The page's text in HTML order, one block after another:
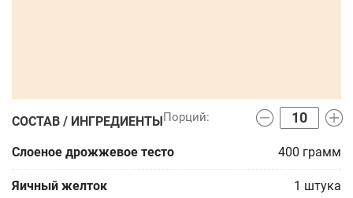
СОСТАВ / ИНГРЕДИЕНТЫ
Слоеное дрожжевое тесто 400 грамм
Яичный желток 1 штука